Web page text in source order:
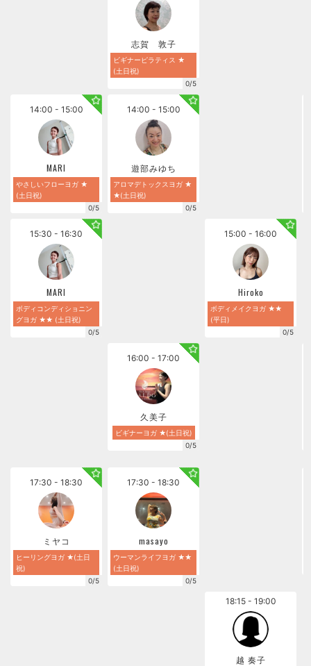
志賀 敦子
ビギナーピラティス ★
(土日祝)
0/5
14:00 - 15:00
MARI
やさしいフローヨガ ★
(土日祝)
0/5
14:00 - 15:00
遊部みゆち
アロマデトックスヨガ ★
★(土日祝)
0/5
15:30 - 16:30
MARI
ボディコンディショニン
グヨガ ★★ (土日祝)
0/5
15:00 - 16:00
Hiroko
ボディメイクヨガ ★★
(平日)
0/5
16:00 - 17:00
久美子
ビギナーヨガ ★(土日祝)
0/5
17:30 - 18:30
ミヤコ
ヒーリングヨガ ★(土日
祝)
0/5
17:30 - 18:30
masayo
ウーマンライフヨガ ★★
(土日祝)
0/5
18:15 - 19:00
越 奏子